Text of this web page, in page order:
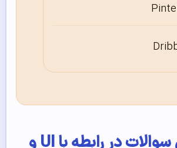
پرتکرار ترین سوالات در رابطه با UI و